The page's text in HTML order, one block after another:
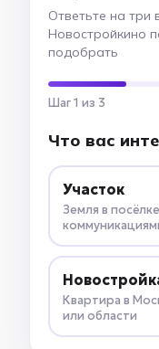
Ответьте на три
Новостройкино
подобрать
Шаг 1 из 3
Что вас
Участок
Земля в
Квартира в
или области